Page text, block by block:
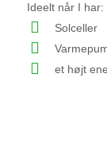
Ideelt når I har:
Solceller
et højt